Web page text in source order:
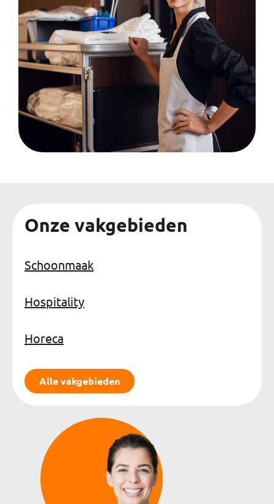
Onze vakgebieden
Schoonmaak
Hospitality
Horeca
Alle vakgebieden